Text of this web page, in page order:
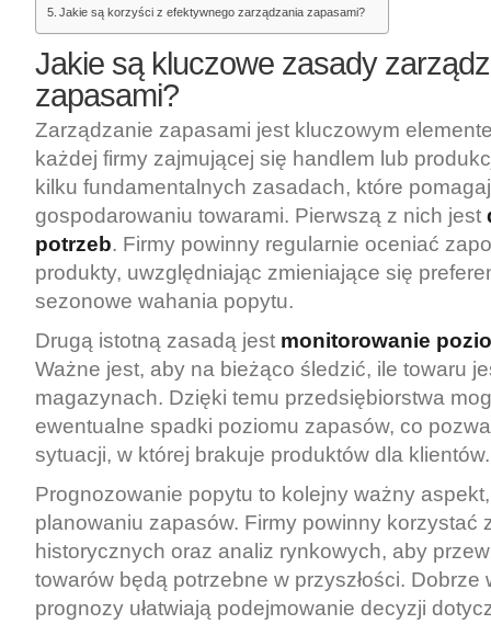
Jakie są korzyści z efektywnego zarządzania zapasami?
Jakie są kluczowe zasady
zapasami?
Zarządzanie zapasami jest kluczowym
każdej firmy zajmującej się handlem lub
kilku fundamentalnych zasadach, które
gospodarowaniu towarami. Pierwszą z nich jest
potrzeb. Firmy powinny regularnie oceniać
produkty, uwzględniając zmieniające się
sezonowe wahania popytu.
Drugą istotną zasadą jest monitorowanie
Ważne jest, aby na bieżąco śledzić, ile towaru
magazynach. Dzięki temu przedsiębiorstwa
ewentualne spadki poziomu zapasów, co
sytuacji, w której brakuje produktów dla klientów.
Prognozowanie popytu to kolejny ważny
planowaniu zapasów. Firmy powinny korzystać
historycznych oraz analiz rynkowych, aby
towarów będą potrzebne w przyszłości. Dobrze
prognozy ułatwiają podejmowanie decyzji